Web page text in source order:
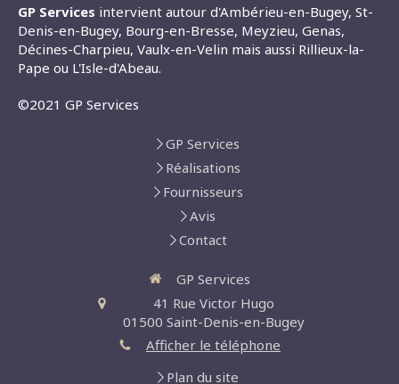
GP Services intervient autour d'Ambérieu-en-Bugey, St-
Denis-en-Bugey, Bourg-en-Bresse, Meyzieu, Genas,
Décines-Charpieu, Vaulx-en-Velin mais aussi Rillieux-la-
Pape ou L'Isle-d'Abeau.
©2021 GP Services
GP Services
Réalisations
Fournisseurs
Avis
Contact
GP Services
41 Rue Victor Hugo
01500 Saint-Denis-en-Bugey
Afficher le téléphone
Plan du site